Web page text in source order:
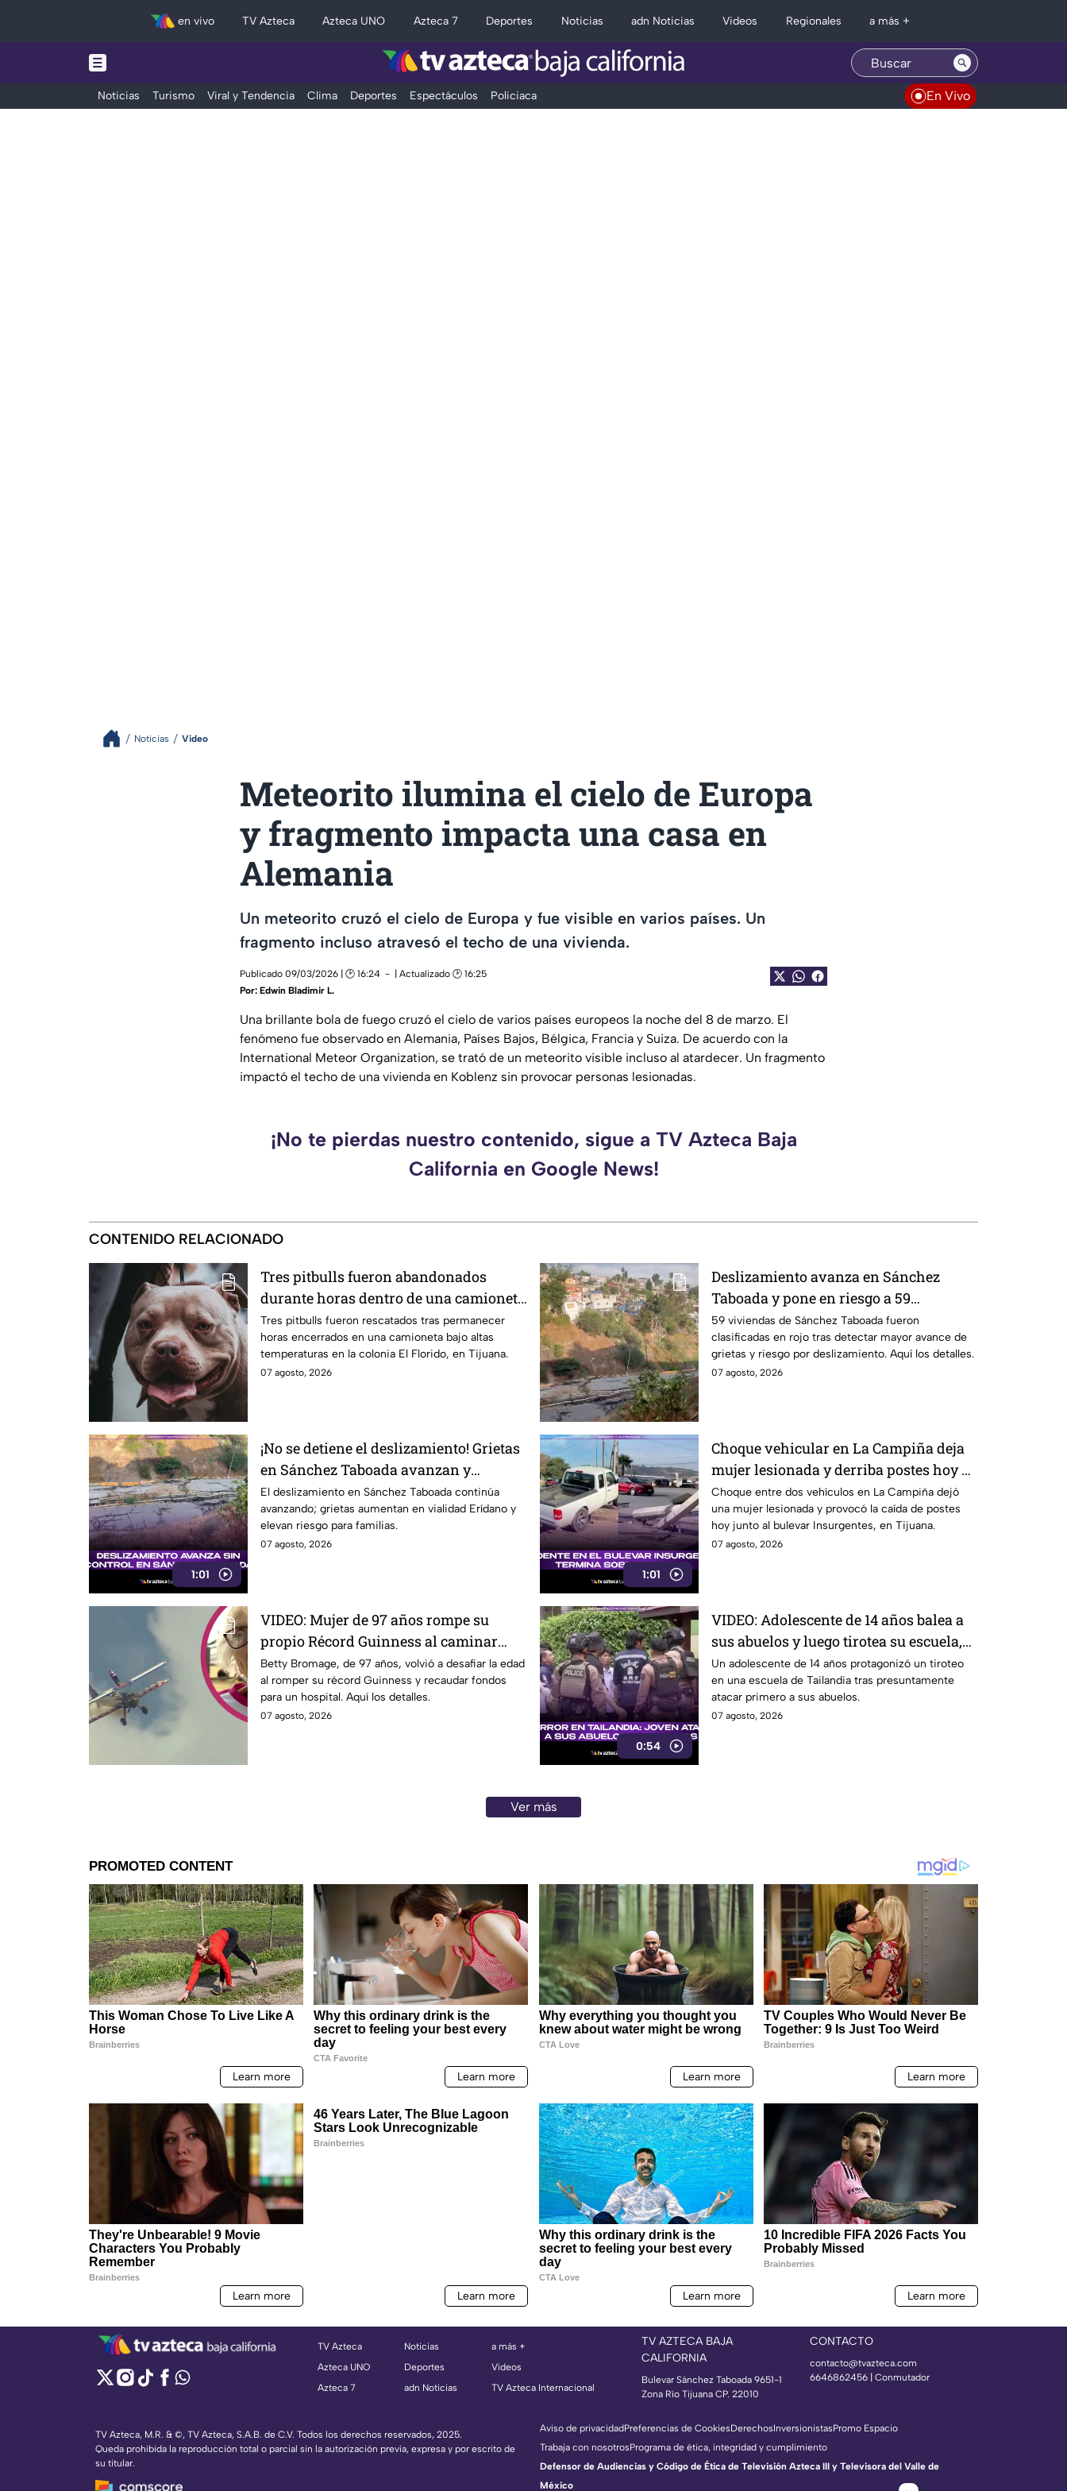
en vivo TV Azteca Azteca UNO Azteca 7 Deportes Noticias adn Noticias Videos Regionales a más +
Noticias Turismo Viral y Tendencia Clima Deportes Espectáculos Policiaca En Vivo
Noticias Video
Meteorito ilumina el cielo de Europa
y fragmento impacta una casa en
Alemania
Un meteorito cruzó el cielo de Europa y fue visible en varios países. Un
fragmento incluso atravesó el techo de una vivienda.
Publicado 09/03/2026 | 🕑 16:24
| Actualizado 🕑 16:25
Por: Edwin Bladimir L.
Una brillante bola de fuego cruzó el cielo de varios países europeos la noche del 8 de marzo. El
fenómeno fue observado en Alemania, Países Bajos, Bélgica, Francia y Suiza. De acuerdo con la
International Meteor Organization, se trató de un meteorito visible incluso al atardecer. Un fragmento
impactó el techo de una vivienda en Koblenz sin provocar personas lesionadas.
¡No te pierdas nuestro contenido, sigue a TV Azteca Baja
California en Google News!
CONTENIDO RELACIONADO
Tres pitbulls fueron abandonados
durante horas dentro de una camioneta
bajo el calor en Tijuana; así lograron
rescatarlos
Tres pitbulls fueron rescatados tras permanecer
horas encerrados en una camioneta bajo altas
temperaturas en la colonia El Florido, en Tijuana.
07 agosto, 2026
Deslizamiento avanza en Sánchez
Taboada y pone en riesgo a 59
viviendas; familias se niegan a
abandonar sus hogares ⚠️
59 viviendas de Sánchez Taboada fueron
clasificadas en rojo tras detectar mayor avance de
grietas y riesgo por deslizamiento. Aquí los detalles.
07 agosto, 2026
1:01
¡No se detiene el deslizamiento! Grietas
en Sánchez Taboada avanzan y
aumentan riesgo para viviendas
El deslizamiento en Sánchez Taboada continúa
avanzando; grietas aumentan en vialidad Erídano y
elevan riesgo para familias.
07 agosto, 2026
1:01
Choque vehicular en La Campiña deja
mujer lesionada y derriba postes hoy 7
de agosto
Choque entre dos vehículos en La Campiña dejó
una mujer lesionada y provocó la caída de postes
hoy junto al bulevar Insurgentes, en Tijuana.
07 agosto, 2026
VIDEO: Mujer de 97 años rompe su
propio Récord Guinness al caminar
sobre ala de avión en vuelo; acababa de
sufrir un derrame cerebral.
Betty Bromage, de 97 años, volvió a desafiar la edad
al romper su récord Guinness y recaudar fondos
para un hospital. Aquí los detalles.
07 agosto, 2026
0:54
VIDEO: Adolescente de 14 años balea a
sus abuelos y luego tirotea su escuela,
dejando siete muertos y 15 heridos
Un adolescente de 14 años protagonizó un tiroteo
en una escuela de Tailandia tras presuntamente
atacar primero a sus abuelos.
07 agosto, 2026
Ver más
TV Azteca
Azteca UNO
Azteca 7
Noticias
Deportes
adn Noticias
a más +
Videos
TV Azteca Internacional
TV AZTECA BAJA
CALIFORNIA
Bulevar Sánchez Taboada 9651-1
Zona Río Tijuana CP. 22010
CONTACTO
contacto@tvazteca.com
6646862456 | Conmutador
TV Azteca, M.R. & ©, TV Azteca, S.A.B. de C.V. Todos los derechos reservados, 2025.
Queda prohibida la reproducción total o parcial sin la autorización previa, expresa y por escrito de
su titular.
Aviso de privacidadPreferencias de CookiesDerechosInversionistasPromo Espacio
Trabaja con nosotrosPrograma de ética, integridad y cumplimiento
Defensor de Audiencias y Código de Ética de Televisión Azteca III y Televisora del Valle de
México